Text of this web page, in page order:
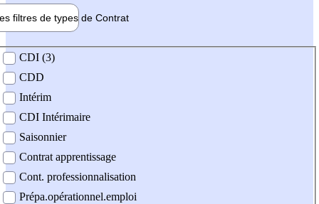
filtres de types de Contrat
contrat
CDI (3)
CDD
Intérim
CDI Intérimaire
Saisonnier
Contrat apprentissage
Cont. professionnalisation
Prépa.opérationnel.emploi